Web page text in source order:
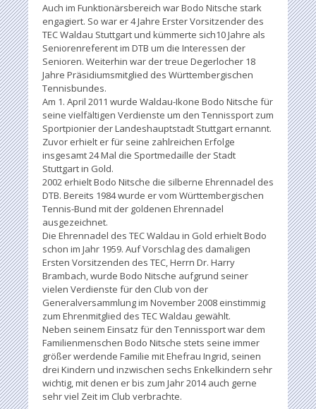
Auch im Funktionärsbereich war Bodo Nitsche stark
engagiert. So war er 4 Jahre Erster Vorsitzender des
TEC Waldau Stuttgart und kümmerte sich10 Jahre als
Seniorenreferent im DTB um die Interessen der
Senioren. Weiterhin war der treue Degerlocher 18
Jahre Präsidiumsmitglied des Württembergischen
Tennisbundes.
Am 1. April 2011 wurde Waldau-Ikone Bodo Nitsche für
seine vielfältigen Verdienste um den Tennissport zum
Sportpionier der Landeshauptstadt Stuttgart ernannt.
Zuvor erhielt er für seine zahlreichen Erfolge
insgesamt 24 Mal die Sportmedaille der Stadt
Stuttgart in Gold.
2002 erhielt Bodo Nitsche die silberne Ehrennadel des
DTB. Bereits 1984 wurde er vom Württembergischen
Tennis-Bund mit der goldenen Ehrennadel
ausgezeichnet.
Die Ehrennadel des TEC Waldau in Gold erhielt Bodo
schon im Jahr 1959. Auf Vorschlag des damaligen
Ersten Vorsitzenden des TEC, Herrn Dr. Harry
Brambach, wurde Bodo Nitsche aufgrund seiner
vielen Verdienste für den Club von der
Generalversammlung im November 2008 einstimmig
zum Ehrenmitglied des TEC Waldau gewählt.
Neben seinem Einsatz für den Tennissport war dem
Familienmenschen Bodo Nitsche stets seine immer
größer werdende Familie mit Ehefrau Ingrid, seinen
drei Kindern und inzwischen sechs Enkelkindern sehr
wichtig, mit denen er bis zum Jahr 2014 auch gerne
sehr viel Zeit im Club verbrachte.